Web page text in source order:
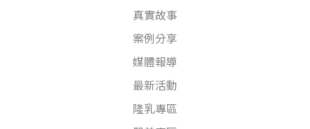
真實故事
案例分享
媒體報導
最新活動
隆乳專區